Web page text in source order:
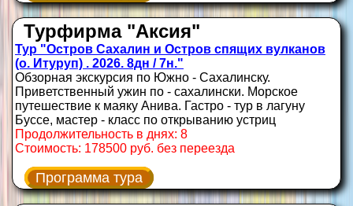
Турфирма "Аксия"
Тур "Остров Сахалин и Остров спящих вулканов
(о. Итуруп) . 2026. 8дн / 7н."
Обзорная экскурсия по Южно - Сахалинску.
Приветственный ужин по - сахалински. Морское
путешествие к маяку Анива. Гастро - тур в лагуну
Буссе, мастер - класс по открыванию устриц
Продолжительность в днях: 8
Стоимость: 178500 руб. без переезда
Программа тура